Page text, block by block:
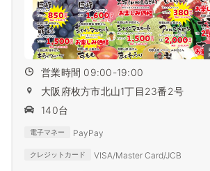
営業時間 09:00-19:00
大阪府枚方市北山1丁目23番2号
140台
電子マネー PayPay
クレジットカード VISA/Master Card/JCB